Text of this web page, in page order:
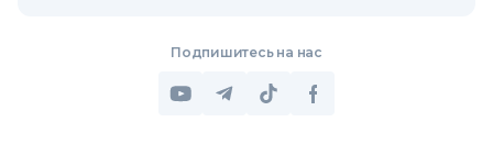
Подпишитесь на нас